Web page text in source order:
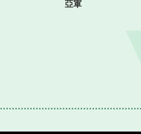
2025(香港) 亞軍
亞軍
大學生獎學金2024」
2023-2024年度學生獲獎記錄